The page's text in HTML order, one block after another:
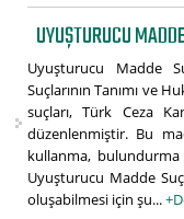
UYUŞTURUCU
Uyuşturucu Madde
Suçlarının Tanımı ve
suçları, Türk Ceza
düzenlenmiştir. Bu
kullanma,
Uyuşturucu Madde
oluşabilmesi için şu...